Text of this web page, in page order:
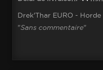
Drek'Thar EURO - Horde
"Sans commentaire"